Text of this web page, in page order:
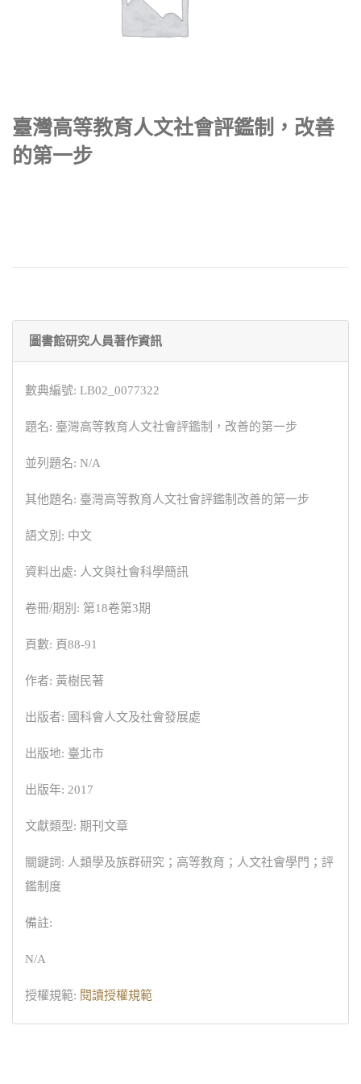
臺灣高等教育人文社會評鑑制，改善
的第一步
圖書館研究人員著作資訊
數典編號: LB02_0077322
題名: 臺灣高等教育人文社會評鑑制，改善的第一步
並列題名: N/A
其他題名: 臺灣高等教育人文社會評鑑制改善的第一步
語文別: 中文
資料出處: 人文與社會科學簡訊
卷冊/期別: 第18卷第3期
頁數: 頁88-91
作者: 黃樹民著
出版者: 國科會人文及社會發展處
出版地: 臺北市
出版年: 2017
文獻類型: 期刊文章
關鍵詞: 人類學及族群研究；高等教育；人文社會學門；評
鑑制度
備註:
N/A
授權規範: 閱讀授權規範